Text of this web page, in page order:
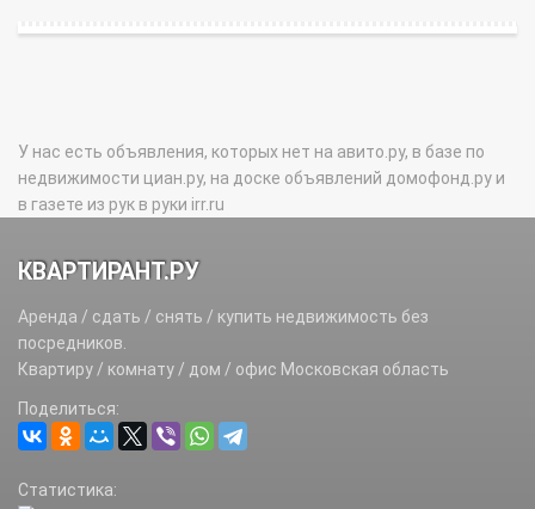
У нас есть объявления, которых нет на авито.ру, в базе по
недвижимости циан.ру, на доске объявлений домофонд.ру и
в газете из рук в руки irr.ru
КВАРТИРАНТ.РУ
Аренда / сдать / снять / купить недвижимость без
посредников.
Квартиру / комнату / дом / офис Московская область
Поделиться:
Статистика: